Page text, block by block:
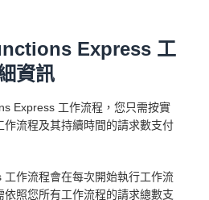
Express 工
資訊
Express 工作流程，您只需按實
作流程及其持續時間的請求數支付
作流程會在每次開始執行工作流
照您所有工作流程的請求總數支